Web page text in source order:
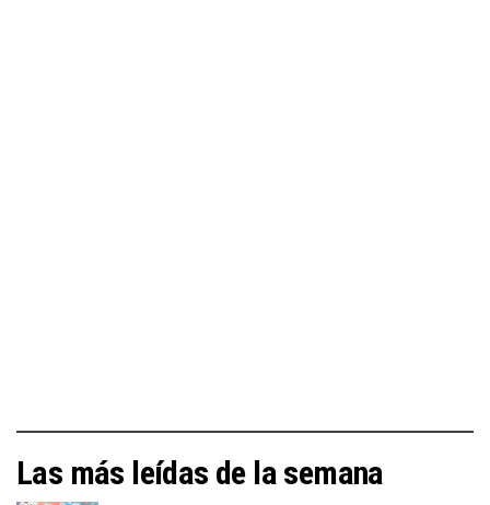
Las más leídas de la semana